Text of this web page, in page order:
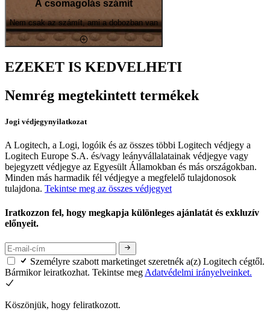
A csomagolás számít
Nem csak az számít, ami a dobozban van
EZEKET IS KEDVELHETI
Nemrég megtekintett termékek
Jogi védjegynyilatkozat
A Logitech, a Logi, logóik és az összes többi Logitech védjegy a
Logitech Europe S.A. és/vagy leányvállalatainak védjegye vagy
bejegyzett védjegye az Egyesült Államokban és más országokban.
Minden más harmadik fél védjegye a megfelelő tulajdonosok
tulajdona. Tekintse meg az összes védjegyet
Iratkozzon fel, hogy megkapja különleges ajánlatát és exkluzív
előnyeit.
Személyre szabott marketinget szeretnék a(z) Logitech cégtől.
Bármikor leiratkozhat. Tekintse meg Adatvédelmi irányelveinket.
Köszönjük, hogy feliratkozott.